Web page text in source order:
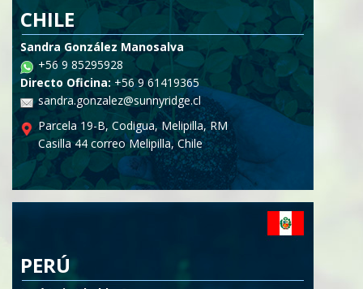
CHILE
Sandra González Manosalva
+56 9 85295928
Directo Oficina: +56 9 61419365
sandra.gonzalez@sunnyridge.cl
Parcela 19-B, Codigua, Melipilla, RM
Casilla 44 correo Melipilla, Chile
PERÚ